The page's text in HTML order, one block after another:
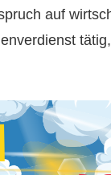
auf